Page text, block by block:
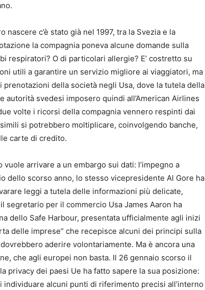
c’è stato già nel 1997, tra la Svezia e la
la compagnia poneva alcune domande sulla
respiratori? O di particolari allergie? E’ costretto su
utili a garantire un servizio migliore ai viaggiatori, ma
della società negli Usa, dove la tutela della
autorità svedesi imposero quindi all’American Airlines
volte i ricorsi della compagnia vennero respinti dai
si potrebbero moltiplicare, coinvolgendo banche,
carte di credito.
arrivare a un embargo sui dati: l’impegno a
dello scorso anno, lo stesso vicepresidente Al Gore ha
leggi a tutela delle informazioni più delicate,
segretario per il commercio Usa James Aaron ha
dello Safe Harbour, presentata ufficialmente agli inizi
delle imprese” che recepisce alcuni dei principi sulla
aderire volontariamente. Ma è ancora una
che agli europei non basta. Il 26 gennaio scorso il
privacy dei paesi Ue ha fatto sapere la sua posizione:
alcuni punti di riferimento precisi all’interno